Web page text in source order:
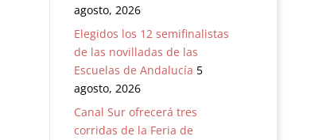
agosto, 2026
Elegidos los 12 semifinalistas
de las novilladas de las
Escuelas de Andalucía 5
agosto, 2026
Canal Sur ofrecerá tres
corridas de la Feria de